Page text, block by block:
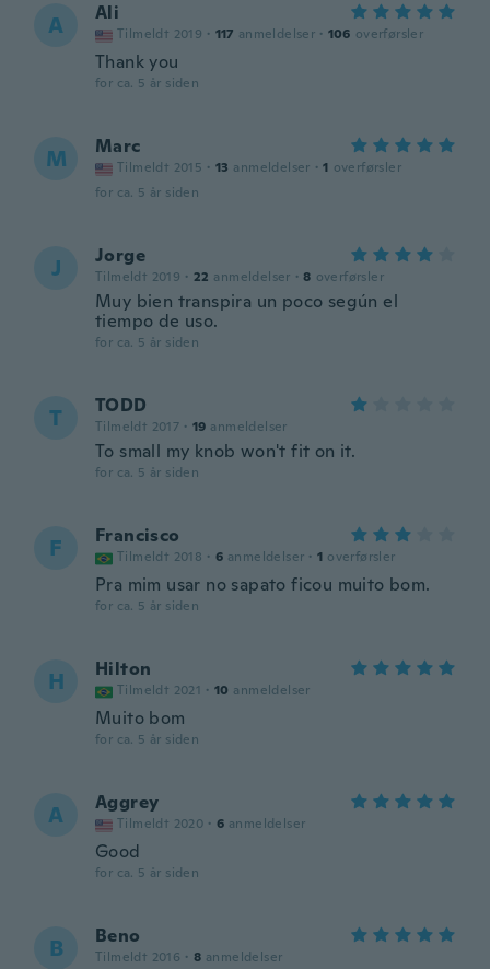
A Ali
Tilmeldt 2019 · 117 anmeldelser · 106 overførsler
Thank you
for ca. 5 år siden
M Marc
Tilmeldt 2015 · 13 anmeldelser · 1 overførsler
for ca. 5 år siden
J Jorge
Tilmeldt 2019 · 22 anmeldelser · 8 overførsler
Muy bien transpira un poco según el
tiempo de uso.
for ca. 5 år siden
T TODD
Tilmeldt 2017 · 19 anmeldelser
To small my knob won't fit on it.
for ca. 5 år siden
F Francisco
Tilmeldt 2018 · 6 anmeldelser · 1 overførsler
Pra mim usar no sapato ficou muito bom.
for ca. 5 år siden
H Hilton
Tilmeldt 2021 · 10 anmeldelser
Muito bom
for ca. 5 år siden
A Aggrey
Tilmeldt 2020 · 6 anmeldelser
Good
for ca. 5 år siden
B Beno
Tilmeldt 2016 · 8 anmeldelser